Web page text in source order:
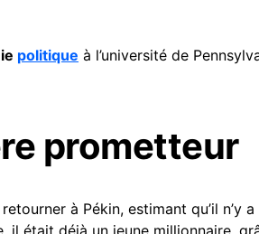
politique à l’université de
prometteur
à Pékin, estimant qu’il n’y a
il était déjà un jeune millionnaire,